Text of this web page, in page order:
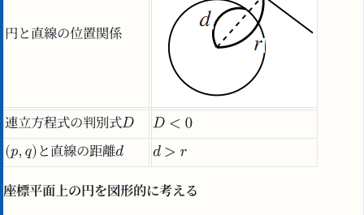
円と直線の位置関係
連立方程式の判別式
と直線の距離
座標平面上の円を図形的に考える